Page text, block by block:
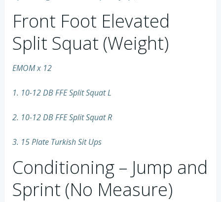
Front Foot Elevated
Split Squat (Weight)
EMOM x 12
1. 10-12 DB FFE Split Squat L
2. 10-12 DB FFE Split Squat R
3. 15 Plate Turkish Sit Ups
Conditioning – Jump and
Sprint (No Measure)